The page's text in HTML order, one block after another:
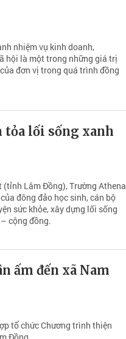
nhiệm vụ kinh doanh,
hội là một trong những giá trị
đơn vị trong quá trình đồng
tỏa lối sống xanh
Lâm Đồng), Trường Athena
đông đảo học sinh, cán bộ
sức khỏe, xây dựng lối sống
cộng đồng.
ấm đến xã Nam
tổ chức Chương trình thiện